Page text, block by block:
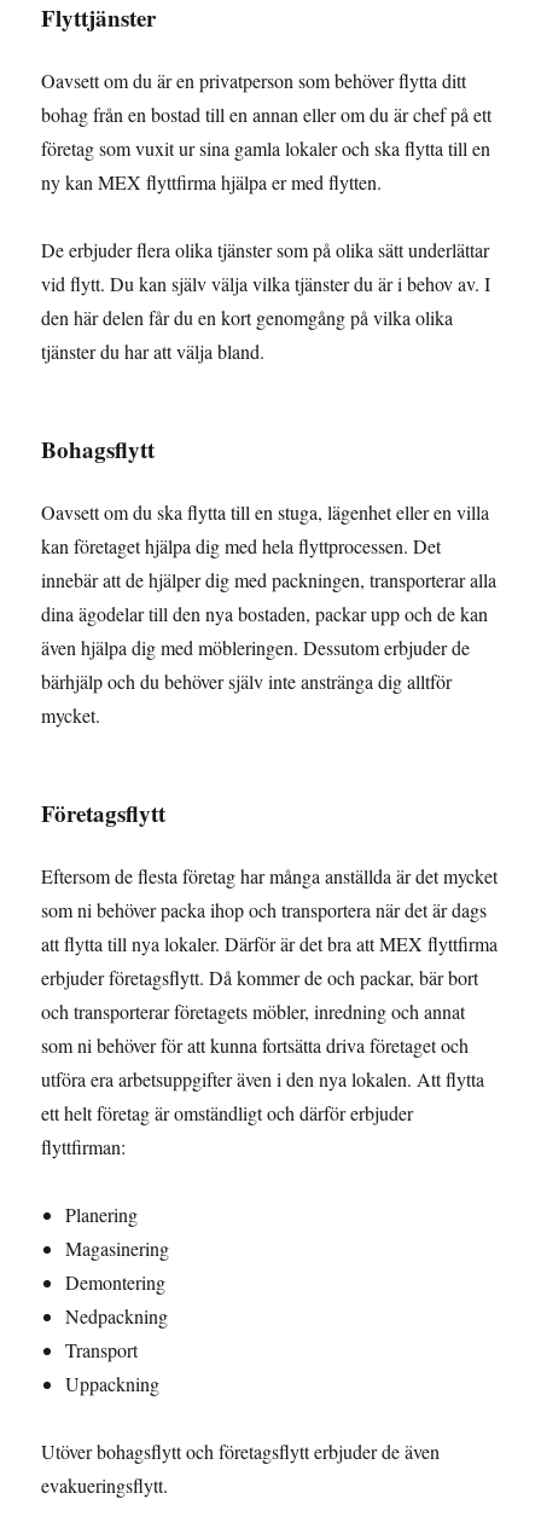
Flyttjänster
Oavsett om du är en privatperson som behöver flytta ditt
bohag från en bostad till en annan eller om du är chef på ett
företag som vuxit ur sina gamla lokaler och ska flytta till en
ny kan MEX flyttfirma hjälpa er med flytten.
De erbjuder flera olika tjänster som på olika sätt underlättar
vid flytt. Du kan själv välja vilka tjänster du är i behov av. I
den här delen får du en kort genomgång på vilka olika
tjänster du har att välja bland.
Bohagsflytt
Oavsett om du ska flytta till en stuga, lägenhet eller en villa
kan företaget hjälpa dig med hela flyttprocessen. Det
innebär att de hjälper dig med packningen, transporterar alla
dina ägodelar till den nya bostaden, packar upp och de kan
även hjälpa dig med möbleringen. Dessutom erbjuder de
bärhjälp och du behöver själv inte anstränga dig alltför
mycket.
Företagsflytt
Eftersom de flesta företag har många anställda är det mycket
som ni behöver packa ihop och transportera när det är dags
att flytta till nya lokaler. Därför är det bra att MEX flyttfirma
erbjuder företagsflytt. Då kommer de och packar, bär bort
och transporterar företagets möbler, inredning och annat
som ni behöver för att kunna fortsätta driva företaget och
utföra era arbetsuppgifter även i den nya lokalen. Att flytta
ett helt företag är omständligt och därför erbjuder
flyttfirman:
Planering
Magasinering
Demontering
Nedpackning
Transport
Uppackning
Utöver bohagsflytt och företagsflytt erbjuder de även
evakueringsflytt.